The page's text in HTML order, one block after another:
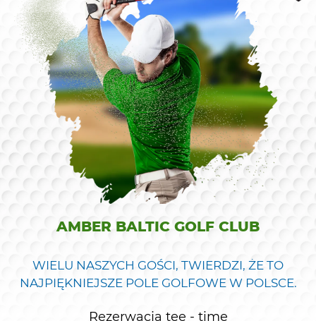
AMBER BALTIC GOLF CLUB
WIELU NASZYCH GOŚCI, TWIERDZI, ŻE TO
NAJPIĘKNIEJSZE POLE GOLFOWE W POLSCE.
Rezerwacja tee - time